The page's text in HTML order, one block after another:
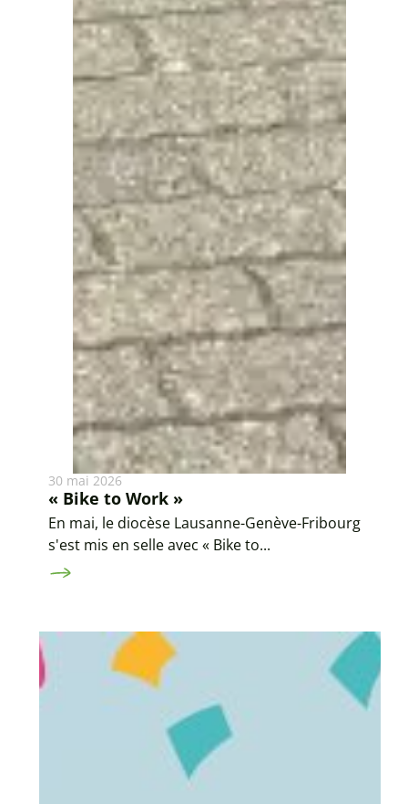
30 mai 2026
« Bike to Work »
En mai, le diocèse Lausanne-Genève-Fribourg
s'est mis en selle avec « Bike to...